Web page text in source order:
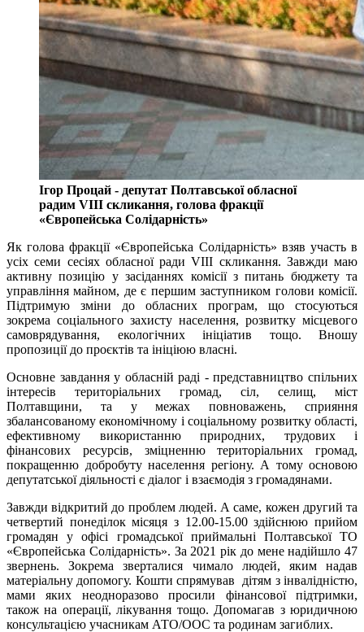
Ігор Процай - депутат Полтавської обласної
радим VIII скликання, голова фракції
«Європейська Солідарність»
Як голова фракції «Європейська Солідарність» взяв участь в
усіх семи сесіях обласної ради VIII скликання. Завжди маю
активну позицію у засіданнях комісії з питань бюджету та
управління майном, де є першим заступником голови комісії.
Підтримую зміни до обласних програм, що стосуються
зокрема соціального захисту населення, розвитку місцевого
самоврядування, екологічних ініціатив тощо. Вношу
пропозиції до проєктів та ініціюю власні.
Основне завдання у обласній раді - представництво спільних
інтересів територіальних громад, сіл, селищ, міст
Полтавщини, та у межах повноважень, сприяння
збалансованому економічному і соціальному розвитку області,
ефективному використанню природних, трудових і
фінансових ресурсів, зміцненню територіальних громад,
покращенню добробуту населення регіону. А тому основою
депутатської діяльності є діалог і взаємодія з громадянами.
Завжди відкритий до проблем людей. А саме, кожен другий та
четвертий понеділок місяця з 12.00-15.00 здійснюю прийом
громадян у офісі громадської приймальні Полтавської ТО
«Європейська Солідарність». За 2021 рік до мене надійшло 47
звернень. Зокрема зверталися чимало людей, яким надав
матеріальну допомогу. Кошти спрямував дітям з інвалідністю,
мами яких неодноразово просили фінансової підтримки,
також на операції, лікування тощо. Допомагав з юридичною
консультацією учасникам АТО/ООС та родинам загиблих.